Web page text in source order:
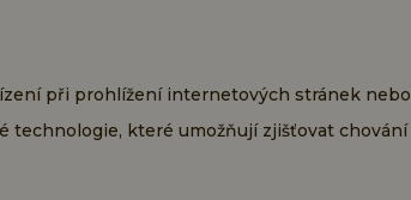
při prohlížení internetových stránek nebo
technologie, které umožňují zjišťovat chování